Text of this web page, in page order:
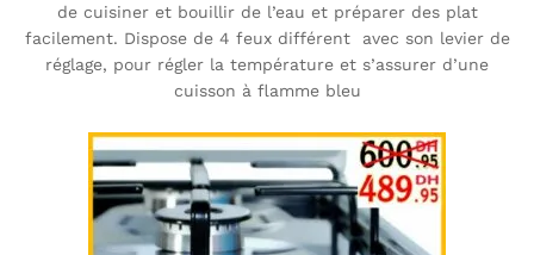
de cuisiner et bouillir de l’eau et préparer des plat
facilement. Dispose de 4 feux différent avec son levier de
réglage, pour régler la température et s’assurer d’une
cuisson à flamme bleu